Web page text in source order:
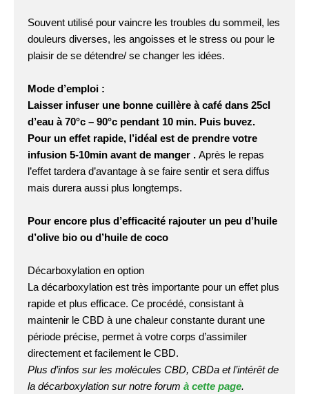
Souvent utilisé pour vaincre les troubles du sommeil, les
douleurs diverses, les angoisses et le stress ou pour le
plaisir de se détendre/ se changer les idées.
Mode d’emploi :
Laisser infuser une bonne cuillère à café dans 25cl
d’eau à 70°c – 90°c pendant 10 min. Puis buvez.
Pour un effet rapide, l’idéal est de prendre votre
infusion 5-10min avant de manger . Après le repas
l’effet tardera d’avantage à se faire sentir et sera diffus
mais durera aussi plus longtemps.
Pour encore plus d’efficacité rajouter un peu d’huile
d’olive bio ou d’huile de coco
Décarboxylation en option
La décarboxylation est très importante pour un effet plus
rapide et plus efficace. Ce procédé, consistant à
maintenir le CBD à une chaleur constante durant une
période précise, permet à votre corps d’assimiler
directement et facilement le CBD.
Plus d’infos sur les molécules CBD, CBDa et l’intérêt de
la décarboxylation sur notre forum à cette page.